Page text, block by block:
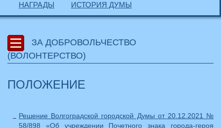
НАГРАДЫ ИСТОРИЯ ДУМЫ
ЗА ДОБРОВОЛЬЧЕСТВО
(ВОЛОНТЕРСТВО)
ПОЛОЖЕНИЕ
Решение Волгоградской городской Думы от 20.12.2021 №
58/898 «Об учреждении Почетного знака города-героя